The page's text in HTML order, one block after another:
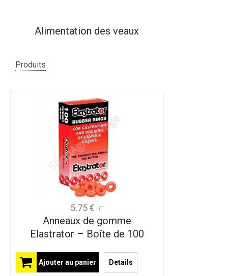
Alimentation des veaux
Produits
5.75 € HT
Anneaux de gomme
Elastrator – Boîte de 100
Ajouter au panier Details